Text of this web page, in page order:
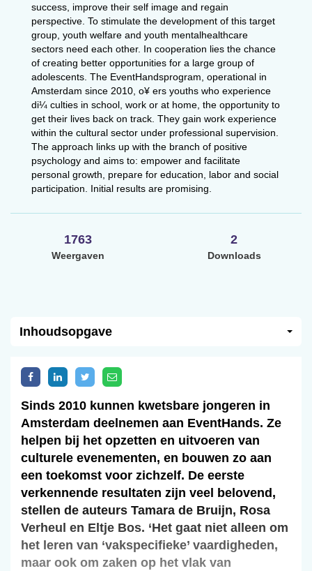
success, improve their self image and regain
perspective. To stimulate the development of this target
group, youth welfare and youth mentalhealthcare
sectors need each other. In cooperation lies the chance
of creating better opportunities for a large group of
adolescents. The EventHandsprogram, operational in
Amsterdam since 2010, o¥ ers youths who experience
di¼ culties in school, work or at home, the opportunity to
get their lives back on track. They gain work experience
within the cultural sector under professional supervision.
The approach links up with the branch of positive
psychology and aims to: empower and facilitate
personal growth, prepare for education, labor and social
participation. Initial results are promising.
1763
Weergaven
2
Downloads
Inhoudsopgave
Sinds 2010 kunnen kwetsbare jongeren in
Amsterdam deelnemen aan EventHands. Ze
helpen bij het opzetten en uitvoeren van
culturele evenementen, en bouwen zo aan
een toekomst voor zichzelf. De eerste
verkennende resultaten zijn veel belovend,
stellen de auteurs Tamara de Bruijn, Rosa
Verheul en Eltje Bos. ‘Het gaat niet alleen om
het leren van ‘vakspecifieke’ vaardigheden,
maar ook om zaken op het vlak van